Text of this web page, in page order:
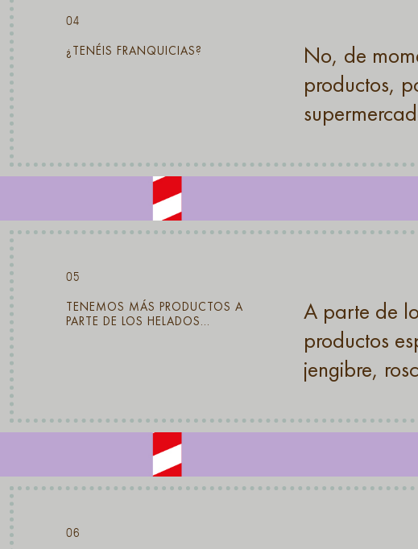
04
¿TENÉIS FRANQUICIAS?
No, de
productos,
05
TENEMOS MÁS PRODUCTOS A
PARTE DE LOS HELADOS…
A parte de
productos
jengibre,
06